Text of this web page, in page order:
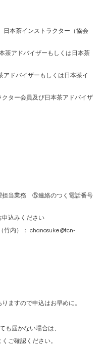
本茶インストラクター（協会
アドバイザーもしくは日本茶
ドバイザーもしくは日本茶イ
ター会員及び日本茶アドバイザ
業務 ⑤連絡のつく電話番号
申込みください
竹内）： chanosuke@tcn-
ますので申込はお早めに。
も届かない場合は、
ご確認ください。